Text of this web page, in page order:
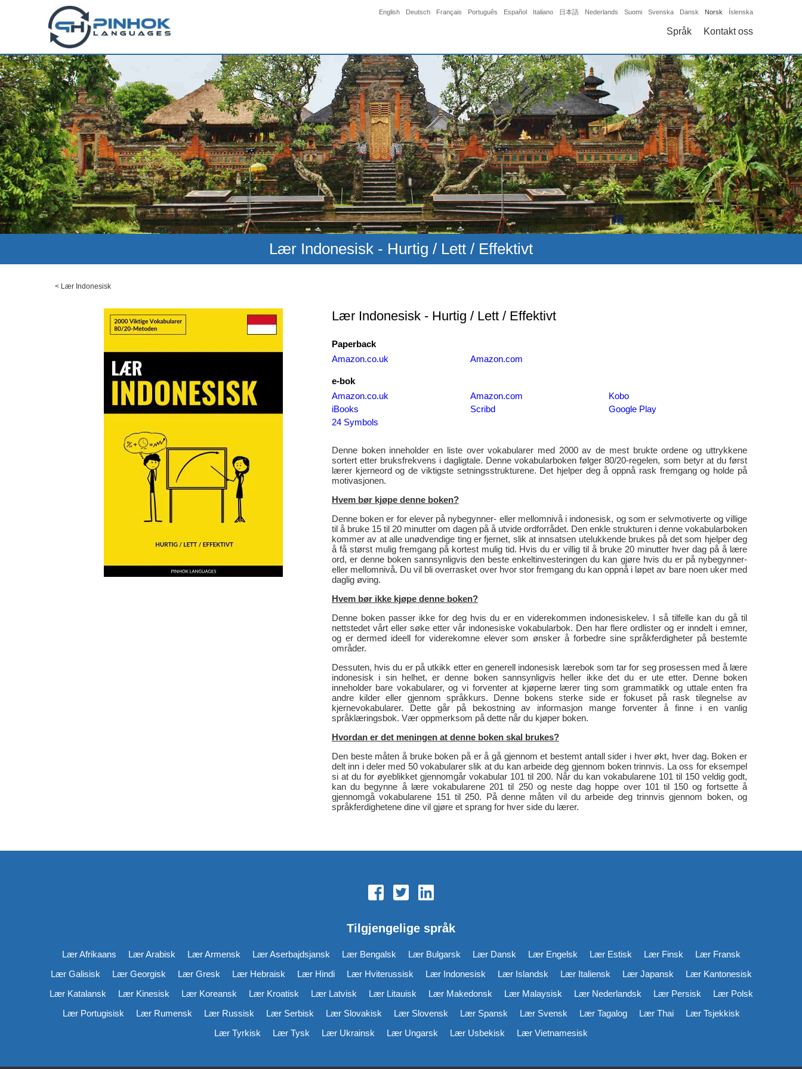
English Deutsch Français Português Español Italiano 日本語 Nederlands Suomi Svenska Dansk Norsk Íslenska
Språk Kontakt oss
Lær Indonesisk - Hurtig / Lett / Effektivt
< Lær Indonesisk
Lær Indonesisk - Hurtig / Lett / Effektivt
Paperback
Amazon.co.uk
Amazon.com
e-bok
Amazon.co.uk
Amazon.com
Kobo
iBooks
Scribd
Google Play
24 Symbols
Denne boken inneholder en liste over vokabularer med 2000 av de mest brukte ordene og uttrykkene
sortert etter bruksfrekvens i dagligtale. Denne vokabularboken følger 80/20-regelen, som betyr at du først
lærer kjerneord og de viktigste setningsstrukturene. Det hjelper deg å oppnå rask fremgang og holde på
motivasjonen.
Hvem bør kjøpe denne boken?
Denne boken er for elever på nybegynner- eller mellomnivå i indonesisk, og som er selvmotiverte og villige
til å bruke 15 til 20 minutter om dagen på å utvide ordforrådet. Den enkle strukturen i denne vokabularboken
kommer av at alle unødvendige ting er fjernet, slik at innsatsen utelukkende brukes på det som hjelper deg
å få størst mulig fremgang på kortest mulig tid. Hvis du er villig til å bruke 20 minutter hver dag på å lære
ord, er denne boken sannsynligvis den beste enkeltinvesteringen du kan gjøre hvis du er på nybegynner-
eller mellomnivå. Du vil bli overrasket over hvor stor fremgang du kan oppnå i løpet av bare noen uker med
daglig øving.
Hvem bør ikke kjøpe denne boken?
Denne boken passer ikke for deg hvis du er en viderekommen indonesiskelev. I så tilfelle kan du gå til
nettstedet vårt eller søke etter vår indonesiske vokabularbok. Den har flere ordlister og er inndelt i emner,
og er dermed ideell for viderekomne elever som ønsker å forbedre sine språkferdigheter på bestemte
områder.
Dessuten, hvis du er på utkikk etter en generell indonesisk lærebok som tar for seg prosessen med å lære
indonesisk i sin helhet, er denne boken sannsynligvis heller ikke det du er ute etter. Denne boken
inneholder bare vokabularer, og vi forventer at kjøperne lærer ting som grammatikk og uttale enten fra
andre kilder eller gjennom språkkurs. Denne bokens sterke side er fokuset på rask tilegnelse av
kjernevokabularer. Dette går på bekostning av informasjon mange forventer å finne i en vanlig
språklæringsbok. Vær oppmerksom på dette når du kjøper boken.
Hvordan er det meningen at denne boken skal brukes?
Den beste måten å bruke boken på er å gå gjennom et bestemt antall sider i hver økt, hver dag. Boken er
delt inn i deler med 50 vokabularer slik at du kan arbeide deg gjennom boken trinnvis. La oss for eksempel
si at du for øyeblikket gjennomgår vokabular 101 til 200. Når du kan vokabularene 101 til 150 veldig godt,
kan du begynne å lære vokabularene 201 til 250 og neste dag hoppe over 101 til 150 og fortsette å
gjennomgå vokabularene 151 til 250. På denne måten vil du arbeide deg trinnvis gjennom boken, og
språkferdighetene dine vil gjøre et sprang for hver side du lærer.
Tilgjengelige språk
Lær Afrikaans Lær Arabisk Lær Armensk Lær Aserbajdsjansk Lær Bengalsk Lær Bulgarsk Lær Dansk Lær Engelsk Lær Estisk Lær Finsk
Lær Fransk
Lær Galisisk
Lær Georgisk Lær Gresk Lær Hebraisk Lær Hindi Lær Hviterussisk Lær Indonesisk Lær Islandsk Lær Italiensk Lær Japansk
Lær Kantonesisk
Lær Katalansk
Lær Kinesisk Lær Koreansk Lær Kroatisk Lær Latvisk Lær Litauisk Lær Makedonsk Lær Malaysisk Lær Nederlandsk Lær Persisk
Lær Polsk
Lær Portugisisk
Lær Rumensk Lær Russisk Lær Serbisk Lær Slovakisk Lær Slovensk Lær Spansk Lær Svensk Lær Tagalog Lær Thai
Lær Tsjekkisk
Lær Tyrkisk
Lær Tysk Lær Ukrainsk Lær Ungarsk Lær Usbekisk Lær Vietnamesisk